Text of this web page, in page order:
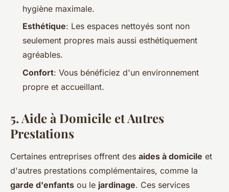
hygiène maximale.
Esthétique: Les espaces nettoyés sont non
seulement propres mais aussi esthétiquement
agréables.
Confort: Vous bénéficiez d'un environnement
propre et accueillant.
5.Aide à Domicile et Autres
Prestations
Certaines entreprises offrent des aides à domicile et
d'autres prestations complémentaires, comme la
garde d'enfants ou le jardinage. Ces services